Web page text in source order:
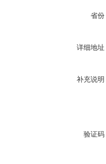
省份
详细地址
补充说明
验证码